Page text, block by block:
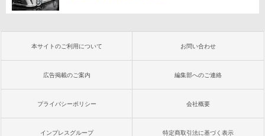
本サイトのご利用について お問い合わせ
広告掲載のご案内 編集部へのご連絡
プライバシーポリシー 会社概要
インプレスグループ 特定商取引法に基づく表示